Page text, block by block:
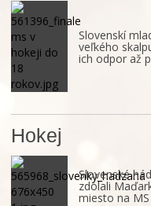
Slovenskí
veľkého
ich odpor až
Hokej
Slovenské
zdolali
miesto na